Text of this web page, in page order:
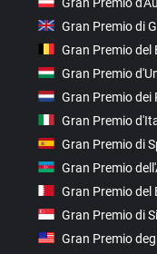
Gran Premio di
Gran Premio del
Gran Premio
Gran Premio dei
Gran Premio
Gran Premio di
Gran Premio
Gran Premio del
Gran Premio di
Gran Premio